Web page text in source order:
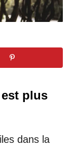
plus
dans la